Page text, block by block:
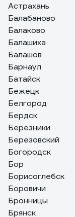
Астрахань
Балабаново
Балаково
Балашиха
Балашов
Барнаул
Батайск
Бежецк
Белгород
Бердск
Березники
Березовский
Богородск
Бор
Борисоглебск
Боровичи
Бронницы
Брянск